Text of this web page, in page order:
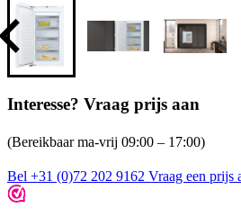
Interesse? Vraag prijs aan
(Bereikbaar ma-vrij 09:00 – 17:00)
Bel +31 (0)72 202 9162 Vraag een prijs